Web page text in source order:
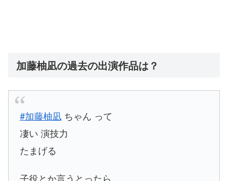
加藤柚凪の過去の出演作品は？
#加藤柚凪ちゃん って
凄い 演技力
たまげる
子役とか言うとったら